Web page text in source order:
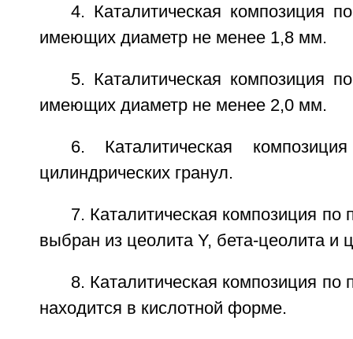
4. Каталитическая композиция
имеющих диаметр не менее 1,8 мм.
5. Каталитическая композиция
имеющих диаметр не менее 2,0 мм.
6. Каталитическая
цилиндрических гранул.
7. Каталитическая композиция по
выбран из цеолита Y, бета-цеолита и
8. Каталитическая композиция по
находится в кислотной форме.